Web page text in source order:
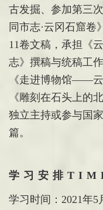
古发掘、参加第三
同市志·云冈石窟卷
11卷文稿，承担《
志》撰稿与统稿工
《走进博物馆——
《雕刻在石头上的
独立主持或参与国
篇。
学习安排
学习时间 ：2021年